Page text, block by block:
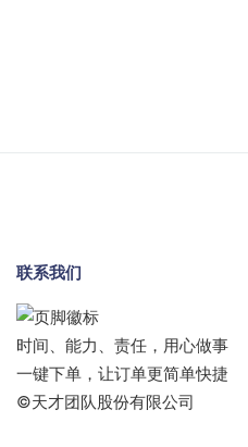
联系我们
时间、能力、责任，用心做事
一键下单，让订单更简单快捷
©天才团队股份有限公司